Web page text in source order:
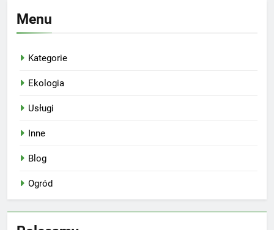
Menu
Kategorie
Ekologia
Usługi
Inne
Blog
Ogród